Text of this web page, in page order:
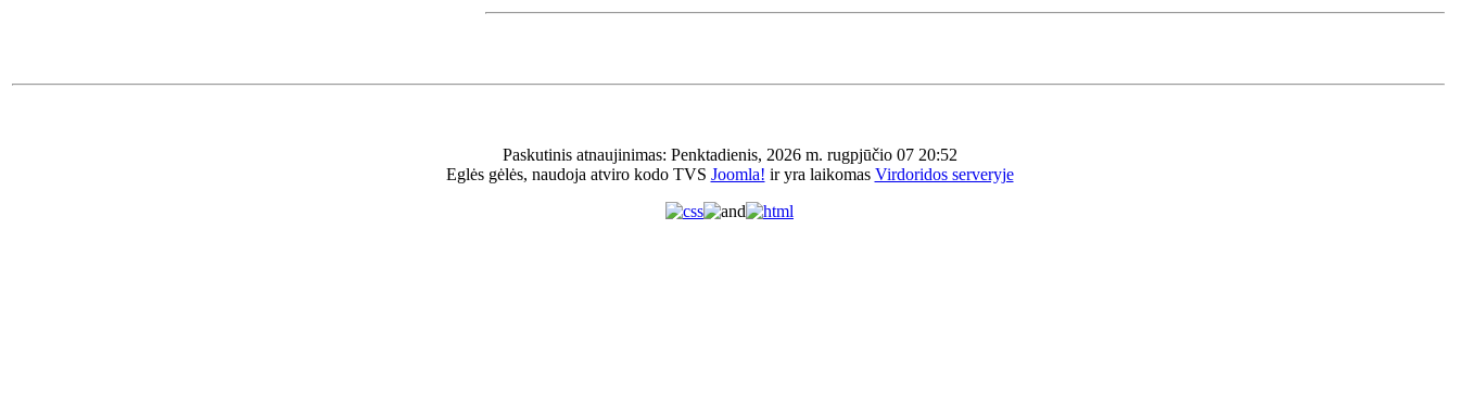
Paskutinis atnaujinimas: Penktadienis, 2026 m. rugpjūčio 07 20:52
Eglės gėlės, naudoja atviro kodo TVS Joomla! ir yra laikomas Virdoridos serveryje